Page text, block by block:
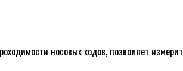
носовых ходов, позволяет